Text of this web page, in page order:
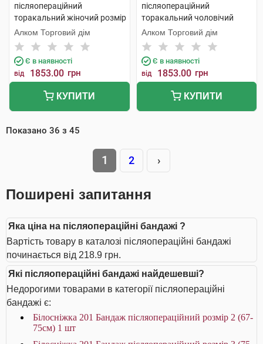
післяопераційний
торакальний жіночий розмір
5 1 шт
Алком Торговий дім
Є в наявності
від 1853.00 грн
КУПИТИ
післяопераційний
торакальний чоловічий
розмір 6 сірий 1 шт
Алком Торговий дім
Є в наявності
від 1853.00 грн
КУПИТИ
Показано 36 з 45
1 2 ›
Поширені запитання
Яка ціна на післяопераційні бандажі ?
Вартість товару в каталозі післяопераційні бандажі
починається від 218.9 грн.
Які післяопераційні бандажі найдешевші?
Недорогими товарами в категорії післяопераційні
бандажі є:
Білосніжка 201 Бандаж післяопераційний розмір 2 (67-
75см) 1 шт